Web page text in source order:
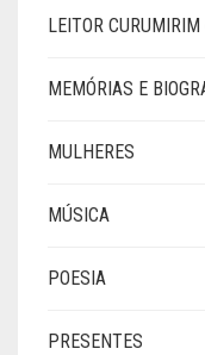
LEITOR
MEMÓRIAS E
MULHERES
MÚSICA
POESIA
PRESENTES